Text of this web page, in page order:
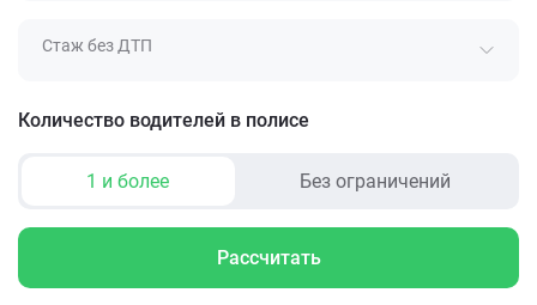
Стаж без ДТП
Количество водителей в полисе
1 и более Без ограничений
Рассчитать